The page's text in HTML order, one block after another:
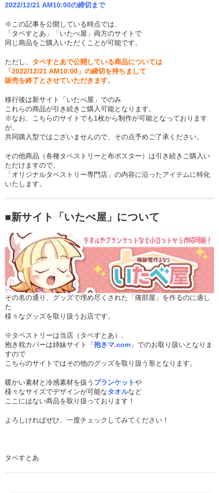
2022/12/21 AM10:00の締切まで
※この記事を公開している時点では、
「タペすとあ」「いたべ屋」両方のサイトで
同じ商品をご購入いただくことが可能です。
ただし、 タペすとあで公開している商品については
「2022/12/21 AM10:00」の締切を持ちまして
販売を終了とさせていただきます。
移行後は新サイト「いたべ屋」でのみ
これらの商品が引き続きご購入可能となります。
※なお、こちらのサイトでも1枚から制作が可能となっております
が、
共同購入型ではございませんので、その点予めご了承ください。
その他商品（各種タペストリーと布ポスター）は引き続きご購入い
ただけますので、
「オリジナルタペストリー専門店」の内容に沿ったアイテムに特化
いたします。
■新サイト「いたべ屋」について
その名の通り、グッズで埋め尽くされた「痛部屋」を作るのに適し
た
様々なグッズを取り扱うお店です。
※タペストリーは当店（タペすとあ）、
抱き枕カバーは姉妹サイト「抱きマ.com 」でのお取り扱いとなりま
すので
こちらのサイトではその他のグッズを取り扱う形となります。
暖かい素材と冷感素材を扱う ブランケットや
様々なサイズでデザインが可能なタオルなど
ここにはない商品を取り扱っております！
よろしければぜひ、一度チェックしてみてください！
タペすとあ